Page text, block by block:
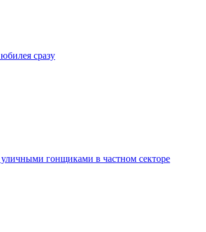
сразу
гонщиками в частном секторе